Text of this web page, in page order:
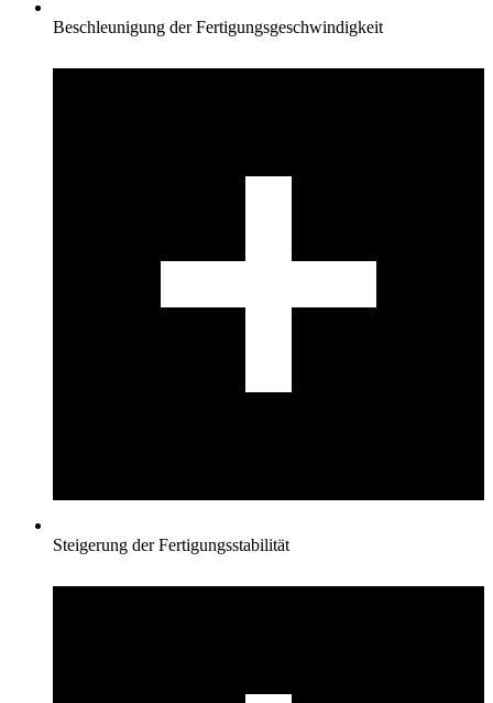
Beschleunigung der Fertigungsgeschwindigkeit
Steigerung der Fertigungsstabilität